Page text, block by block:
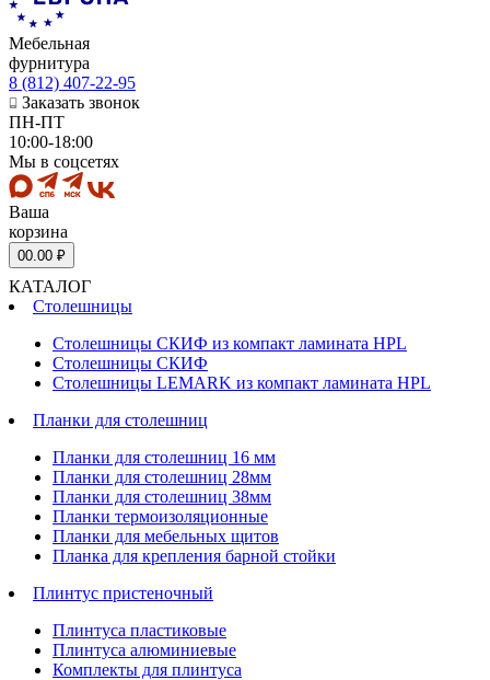
Мебельная
фурнитура
8 (812) 407-22-95
Заказать звонок
ПН-ПТ
10:00-18:00
Мы в соцсетях
Ваша
корзина
00.00 ₽
КАТАЛОГ
Столешницы
Столешницы СКИФ из компакт ламината HPL
Столешницы СКИФ
Столешницы LEMARK из компакт ламината HPL
Планки для столешниц
Планки для столешниц 16 мм
Планки для столешниц 28мм
Планки для столешниц 38мм
Планки термоизоляционные
Планки для мебельных щитов
Планка для крепления барной стойки
Плинтус пристеночный
Плинтуса пластиковые
Плинтуса алюминиевые
Комплекты для плинтуса